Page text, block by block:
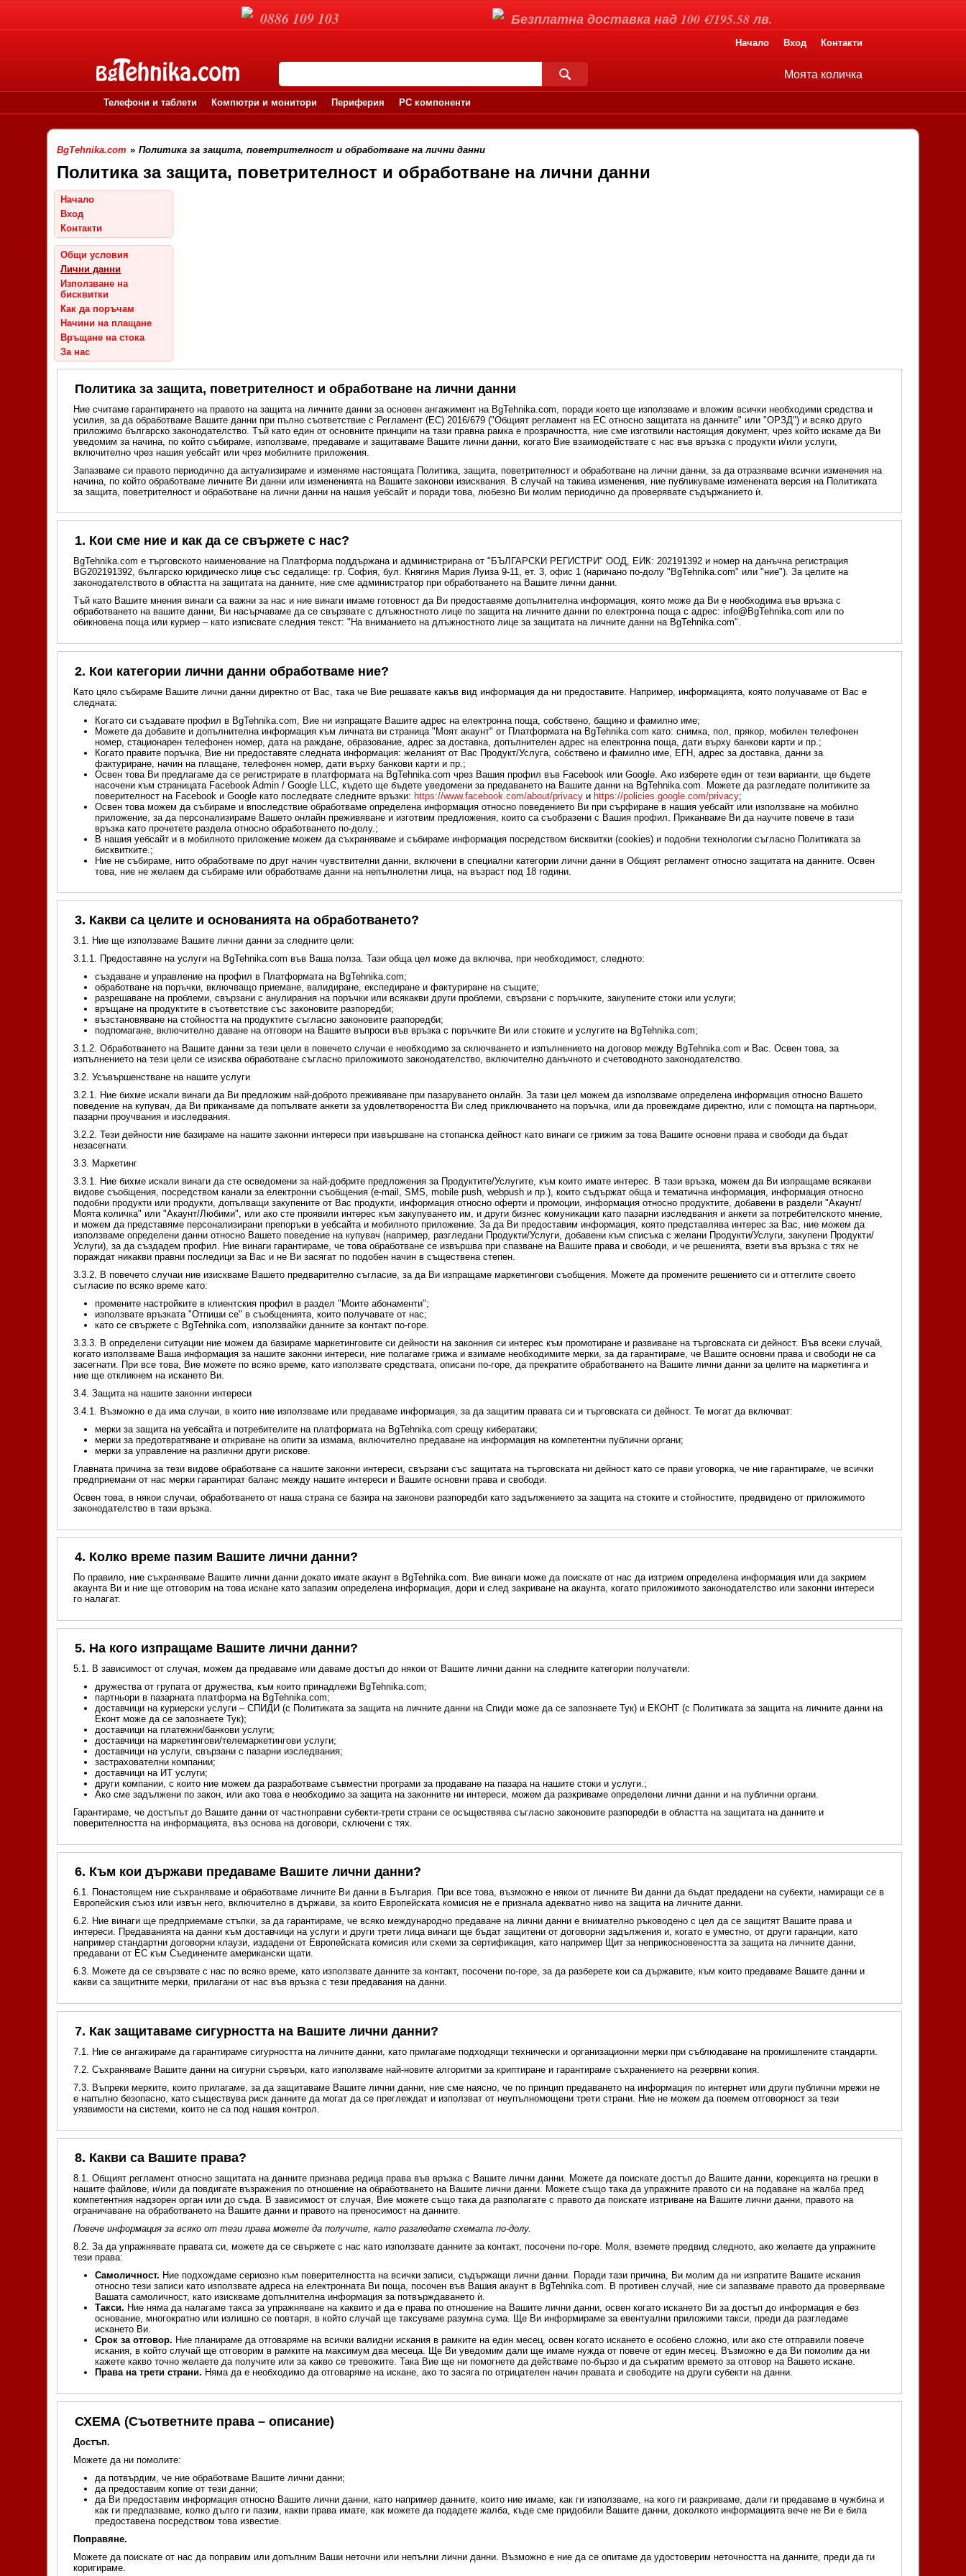
Начало Вход Контакти
Моята количка
Телефони и таблети Компютри и монитори Периферия PC компоненти
BgTehnika.com » Политика за защита, поветрителност и обработване на лични данни
Политика за защита, поветрителност и обработване на лични данни
Начало
Вход
Контакти
Общи условия
Лични данни
Използване на
бисквитки
Как да поръчам
Начини на плащане
Връщане на стока
За нас
Политика за защита, поветрителност и обработване на лични данни
Ние считаме гарантирането на правото на защита на личните данни за основен ангажимент на BgTehnika.com, поради което ще използваме и вложим всички необходими средства и
усилия, за да обработваме Вашите данни при пълно съответствие с Регламент (ЕС) 2016/679 ("Общият регламент на ЕС относно защитата на данните" или "ОРЗД") и всяко друго
приложимо българско законодателство. Тъй като един от основните принципи на тази правна рамка е прозрачността, ние сме изготвили настоящия документ, чрез който искаме да Ви
уведомим за начина, по който събираме, използваме, предаваме и защитаваме Вашите лични данни, когато Вие взаимодействате с нас във връзка с продукти и/или услуги,
включително чрез нашия уебсайт или чрез мобилните приложения.
Запазваме си правото периодично да актуализираме и изменяме настоящата Политика, защита, поветрителност и обработване на лични данни, за да отразяваме всички изменения на
начина, по който обработваме личните Ви данни или измененията на Вашите законови изисквания. В случай на такива изменения, ние публикуваме изменената версия на Политиката
за защита, поветрителност и обработване на лични данни на нашия уебсайт и поради това, любезно Ви молим периодично да проверявате съдържанието ѝ.
1. Кои сме ние и как да се свържете с нас?
BgTehnika.com е търговското наименование на Платформа поддържана и администрирана от "БЪЛГАРСКИ РЕГИСТРИ" ООД, ЕИК: 202191392 и номер на данъчна регистрация
BG202191392, българско юридическо лице със седалище: гр. София, бул. Княгиня Мария Луиза 9-11, ет. 3, офис 1 (наричано по-долу "BgTehnika.com" или "ние"). За целите на
законодателството в областта на защитата на данните, ние сме администратор при обработването на Вашите лични данни.
Тъй като Вашите мнения винаги са важни за нас и ние винаги имаме готовност да Ви предоставяме допълнителна информация, която може да Ви е необходима във връзка с
обработването на вашите данни, Ви насърчаваме да се свързвате с длъжностното лице по защита на личните данни по електронна поща с адрес: info@BgTehnika.com или по
обикновена поща или куриер – като изписвате следния текст: "На вниманието на длъжностното лице за защитата на личните данни на BgTehnika.com".
2. Кои категории лични данни обработваме ние?
Като цяло събираме Вашите лични данни директно от Вас, така че Вие решавате какъв вид информация да ни предоставите. Например, информацията, която получаваме от Вас е
следната:
Когато си създавате профил в BgTehnika.com, Вие ни изпращате Вашите адрес на електронна поща, собствено, бащино и фамилно име;
Можете да добавите и допълнителна информация към личната ви страница "Моят акаунт" от Платформата на BgTehnika.com като: снимка, пол, прякор, мобилен телефонен
номер, стационарен телефонен номер, дата на раждане, образование, адрес за доставка, допълнителен адрес на електронна поща, дати върху банкови карти и пр.;
Когато правите поръчка, Вие ни предоставяте следната информация: желаният от Вас Продукт/Услуга, собствено и фамилно име, ЕГН, адрес за доставка, данни за
фактуриране, начин на плащане, телефонен номер, дати върху банкови карти и пр.;
Освен това Ви предлагаме да се регистрирате в платформата на BgTehnika.com чрез Вашия профил във Facebook или Google. Ако изберете един от тези варианти, ще бъдете
насочени към страницата Facebook Admin / Google LLC, където ще бъдете уведомени за предаването на Вашите данни на BgTehnika.com. Можете да разгледате политиките за
поверителност на Facebook и Google като последвате следните връзки: https://www.facebook.com/about/privacy и https://policies.google.com/privacy;
Освен това можем да събираме и впоследствие обработваме определена информация относно поведението Ви при сърфиране в нашия уебсайт или използване на мобилно
приложение, за да персонализираме Вашето онлайн преживяване и изготвим предложения, които са съобразени с Вашия профил. Приканваме Ви да научите повече в тази
връзка като прочетете раздела относно обработването по-долу.;
В нашия уебсайт и в мобилното приложение можем да съхраняваме и събираме информация посредством бисквитки (cookies) и подобни технологии съгласно Политиката за
бисквитките.;
Ние не събираме, нито обработваме по друг начин чувствителни данни, включени в специални категории лични данни в Общият регламент относно защитата на данните. Освен
това, ние не желаем да събираме или обработваме данни на непълнолетни лица, на възраст под 18 години.
3. Какви са целите и основанията на обработването?
3.1. Ние ще използваме Вашите лични данни за следните цели:
3.1.1. Предоставяне на услуги на BgTehnika.com във Ваша полза. Тази обща цел може да включва, при необходимост, следното:
създаване и управление на профил в Платформата на BgTehnika.com;
обработване на поръчки, включващо приемане, валидиране, експедиране и фактуриране на същите;
разрешаване на проблеми, свързани с анулирания на поръчки или всякакви други проблеми, свързани с поръчките, закупените стоки или услуги;
връщане на продуктите в съответствие със законовите разпоредби;
възстановяване на стойността на продуктите съгласно законовите разпоредби;
подпомагане, включително даване на отговори на Вашите въпроси във връзка с поръчките Ви или стоките и услугите на BgTehnika.com;
3.1.2. Обработването на Вашите данни за тези цели в повечето случаи е необходимо за сключването и изпълнението на договор между BgTehnika.com и Вас. Освен това, за
изпълнението на тези цели се изисква обработване съгласно приложимото законодателство, включително данъчното и счетоводното законодателство.
3.2. Усъвършенстване на нашите услуги
3.2.1. Ние бихме искали винаги да Ви предложим най-доброто преживяване при пазаруването онлайн. За тази цел можем да използваме определена информация относно Вашето
поведение на купувач, да Ви приканваме да попълвате анкети за удовлетвореността Ви след приключването на поръчка, или да провеждаме директно, или с помощта на партньори,
пазарни проучвания и изследвания.
3.2.2. Тези дейности ние базираме на нашите законни интереси при извършване на стопанска дейност като винаги се грижим за това Вашите основни права и свободи да бъдат
незасегнати.
3.3. Маркетинг
3.3.1. Ние бихме искали винаги да сте осведомени за най-добрите предложения за Продуктите/Услугите, към които имате интерес. В тази връзка, можем да Ви изпращаме всякакви
видове съобщения, посредством канали за електронни съобщения (e-mail, SMS, mobile push, webpush и пр.), които съдържат обща и тематична информация, информация относно
подобни продукти или продукти, допълващи закупените от Вас продукти, информация относно оферти и промоции, информация относно продуктите, добавени в раздели "Акаунт/
Моята количка" или "Акаунт/Любими", или ако сте проявили интерес към закупуването им, и други бизнес комуникации като пазарни изследвания и анкети за потребителското мнение,
и можем да представяме персонализирани препоръки в уебсайта и мобилното приложение. За да Ви предоставим информация, която представлява интерес за Вас, ние можем да
използваме определени данни относно Вашето поведение на купувач (например, разгледани Продукти/Услуги, добавени към списъка с желани Продукти/Услуги, закупени Продукти/
Услуги), за да създадем профил. Ние винаги гарантираме, че това обработване се извършва при спазване на Вашите права и свободи, и че решенията, взети във връзка с тях не
пораждат никакви правни последици за Вас и не Ви засягат по подобен начин в съществена степен.
3.3.2. В повечето случаи ние изискваме Вашето предварително съгласие, за да Ви изпращаме маркетингови съобщения. Можете да промените решението си и оттеглите своето
съгласие по всяко време като:
промените настройките в клиентския профил в раздел "Моите абонаменти";
използвате връзката "Отпиши се" в съобщенията, които получавате от нас;
като се свържете с BgTehnika.com, използвайки данните за контакт по-горе.
3.3.3. В определени ситуации ние можем да базираме маркетинговите си дейности на законния си интерес към промотиране и развиване на търговската си дейност. Във всеки случай,
когато използваме Ваша информация за нашите законни интереси, ние полагаме грижа и взимаме необходимите мерки, за да гарантираме, че Вашите основни права и свободи не са
засегнати. При все това, Вие можете по всяко време, като използвате средствата, описани по-горе, да прекратите обработването на Вашите лични данни за целите на маркетинга и
ние ще откликнем на искането Ви.
3.4. Защита на нашите законни интереси
3.4.1. Възможно е да има случаи, в които ние използваме или предаваме информация, за да защитим правата си и търговската си дейност. Те могат да включват:
мерки за защита на уебсайта и потребителите на платформата на BgTehnika.com срещу кибератаки;
мерки за предотвратяване и откриване на опити за измама, включително предаване на информация на компетентни публични органи;
мерки за управление на различни други рискове.
Главната причина за тези видове обработване са нашите законни интереси, свързани със защитата на търговската ни дейност като се прави уговорка, че ние гарантираме, че всички
предприемани от нас мерки гарантират баланс между нашите интереси и Вашите основни права и свободи.
Освен това, в някои случаи, обработването от наша страна се базира на законови разпоредби като задължението за защита на стоките и стойностите, предвидено от приложимото
законодателство в тази връзка.
4. Колко време пазим Вашите лични данни?
По правило, ние съхраняваме Вашите лични данни докато имате акаунт в BgTehnika.com. Вие винаги може да поискате от нас да изтрием определена информация или да закрием
акаунта Ви и ние ще отговорим на това искане като запазим определена информация, дори и след закриване на акаунта, когато приложимото законодателство или законни интереси
го налагат.
5. На кого изпращаме Вашите лични данни?
5.1. В зависимост от случая, можем да предаваме или даваме достъп до някои от Вашите лични данни на следните категории получатели:
дружества от групата от дружества, към които принадлежи BgTehnika.com;
партньори в пазарната платформа на BgTehnika.com;
доставчици на куриерски услуги – СПИДИ (с Политиката за защита на личните данни на Спиди може да се запознаете Тук) и ЕКОНТ (с Политиката за защита на личните данни на
Еконт може да се запознаете Тук);
доставчици на платежни/банкови услуги;
доставчици на маркетингови/телемаркетингови услуги;
доставчици на услуги, свързани с пазарни изследвания;
застрахователни компании;
доставчици на ИТ услуги;
други компании, с които ние можем да разработваме съвместни програми за продаване на пазара на нашите стоки и услуги.;
Ако сме задължени по закон, или ако това е необходимо за защита на законните ни интереси, можем да разкриваме определени лични данни и на публични органи.
Гарантираме, че достъпът до Вашите данни от частноправни субекти-трети страни се осъществява съгласно законовите разпоредби в областта на защитата на данните и
поверителността на информацията, въз основа на договори, сключени с тях.
6. Към кои държави предаваме Вашите лични данни?
6.1. Понастоящем ние съхраняваме и обработваме личните Ви данни в България. При все това, възможно е някои от личните Ви данни да бъдат предадени на субекти, намиращи се в
Европейския съюз или извън него, включително в държави, за които Европейската комисия не е признала адекватно ниво на защита на личните данни.
6.2. Ние винаги ще предприемаме стъпки, за да гарантираме, че всяко международно предаване на лични данни е внимателно ръководено с цел да се защитят Вашите права и
интереси. Предаванията на данни към доставчици на услуги и други трети лица винаги ще бъдат защитени от договорни задължения и, когато е уместно, от други гаранции, като
например стандартни договорни клаузи, издадени от Европейската комисия или схеми за сертификация, като например Щит за неприкосновеността за защита на личните данни,
предавани от ЕС към Съединените американски щати.
6.3. Можете да се свързвате с нас по всяко време, като използвате данните за контакт, посочени по-горе, за да разберете кои са държавите, към които предаваме Вашите данни и
какви са защитните мерки, прилагани от нас във връзка с тези предавания на данни.
7. Как защитаваме сигурността на Вашите лични данни?
7.1. Ние се ангажираме да гарантираме сигурността на личните данни, като прилагаме подходящи технически и организационни мерки при съблюдаване на промишлените стандарти.
7.2. Съхраняваме Вашите данни на сигурни сървъри, като използваме най-новите алгоритми за криптиране и гарантираме съхранението на резервни копия.
7.3. Въпреки мерките, които прилагаме, за да защитаваме Вашите лични данни, ние сме наясно, че по принцип предаването на информация по интернет или други публични мрежи не
е напълно безопасно, като съществува риск данните да могат да се преглеждат и използват от неупълномощени трети страни. Ние не можем да поемем отговорност за тези
уязвимости на системи, които не са под нашия контрол.
8. Какви са Вашите права?
8.1. Общият регламент относно защитата на данните признава редица права във връзка с Вашите лични данни. Можете да поискате достъп до Вашите данни, корекцията на грешки в
нашите файлове, и/или да повдигате възражения по отношение на обработването на Вашите лични данни. Можете също така да упражните правото си на подаване на жалба пред
компетентния надзорен орган или до съда. В зависимост от случая, Вие можете също така да разполагате с правото да поискате изтриване на Вашите лични данни, правото на
ограничаване на обработването на Вашите данни и правото на преносимост на данните.
Повече информация за всяко от тези права можете да получите, като разгледате схемата по-долу.
8.2. За да упражнявате правата си, можете да се свържете с нас като използвате данните за контакт, посочени по-горе. Моля, вземете предвид следното, ако желаете да упражните
тези права:
Самоличност. Ние подхождаме сериозно към поверителността на всички записи, съдържащи лични данни. Поради тази причина, Ви молим да ни изпратите Вашите искания
относно тези записи като използвате адреса на електронната Ви поща, посочен във Вашия акаунт в BgTehnika.com. В противен случай, ние си запазваме правото да проверяваме
Вашата самоличност, като изискваме допълнителна информация за потвърждаването ѝ.
Такси. Ние няма да налагаме такса за упражняване на каквито и да е права по отношение на Вашите лични данни, освен когато искането Ви за достъп до информация е без
основание, многократно или излишно се повтаря, в който случай ще таксуваме разумна сума. Ще Ви информираме за евентуални приложими такси, преди да разгледаме
искането Ви.
Срок за отговор. Ние планираме да отговаряме на всички валидни искания в рамките на един месец, освен когато искането е особено сложно, или ако сте отправили повече
искания, в който случай ще отговорим в рамките на максимум два месеца. Ще Ви уведомим дали ще имаме нужда от повече от един месец. Възможно е да Ви помолим да ни
кажете какво точно желаете да получите или за какво се тревожите. Така Вие ще ни помогнете да действаме по-бързо и да съкратим времето за отговор на Вашето искане.
Права на трети страни. Няма да е необходимо да отговаряме на искане, ако то засяга по отрицателен начин правата и свободите на други субекти на данни.
СХЕМА (Съответните права – описание)
Достъп.
Можете да ни помолите:
да потвърдим, че ние обработваме Вашите лични данни;
да предоставим копие от тези данни;
да Ви предоставим информация относно Вашите лични данни, като например данните, които ние имаме, как ги използваме, на кого ги разкриваме, дали ги предаваме в чужбина и
как ги предпазваме, колко дълго ги пазим, какви права имате, как можете да подадете жалба, къде сме придобили Вашите данни, доколкото информацията вече не Ви е била
предоставена посредством това известие.
Поправяне.
Можете да поискате от нас да поправим или допълним Ваши неточни или непълни лични данни. Възможно е ние да се опитаме да удостоверим неточността на данните, преди да ги
коригираме.
0886 109 103 Безплатна доставка над 100 €/195.58 лв.